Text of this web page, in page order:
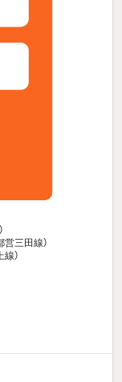
営三田線）
）